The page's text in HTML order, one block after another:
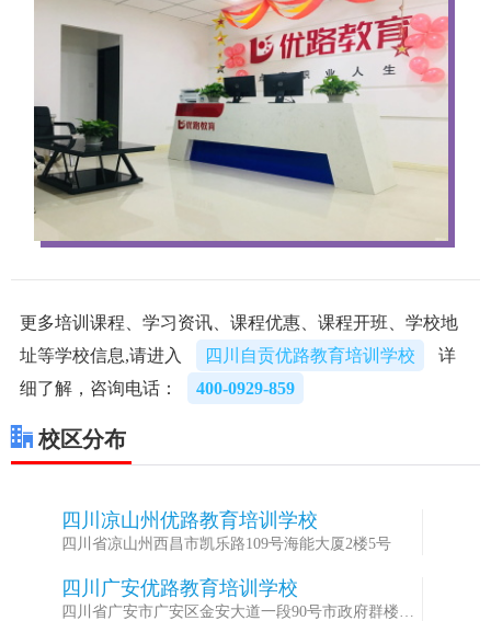
更多培训课程、学习资讯、课程优惠、课程开班、学校地
址等学校信息,请进入
四川自贡优路教育培训学校
详
细了解，咨询电话：
400-0929-859
校区分布
四川凉山州优路教育培训学校
四川省凉山州西昌市凯乐路109号海能大厦2楼5号
四川广安优路教育培训学校
四川省广安市广安区金安大道一段90号市政府群楼二